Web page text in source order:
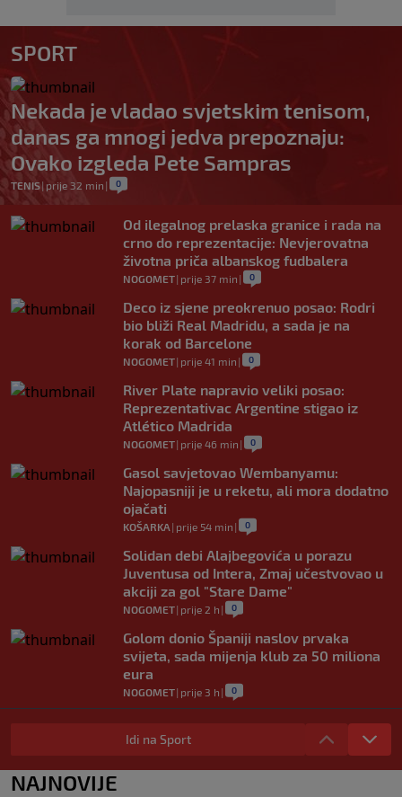
SPORT
Nekada je vladao svjetskim tenisom,
danas ga mnogi jedva prepoznaju:
Ovako izgleda Pete Sampras
TENIS| prije 32 min | 0
Od ilegalnog prelaska granice i rada na
crno do reprezentacije: Nevjerovatna
životna priča albanskog fudbalera
NOGOMET| prije 37 min | 0
Deco iz sjene preokrenuo posao: Rodri
bio bliži Real Madridu, a sada je na
korak od Barcelone
NOGOMET| prije 41 min | 0
River Plate napravio veliki posao:
Reprezentativac Argentine stigao iz
Atlético Madrida
NOGOMET| prije 46 min | 0
Gasol savjetovao Wembanyamu:
Najopasniji je u reketu, ali mora dodatno
ojačati
KOŠARKA | prije 54 min | 0
Solidan debi Alajbegovića u porazu
Juventusa od Intera, Zmaj učestvovao u
akciji za gol "Stare Dame"
NOGOMET| prije 2 h | 0
Golom donio Španiji naslov prvaka
svijeta, sada mijenja klub za 50 miliona
eura
NOGOMET| prije 3 h | 0
Preminuo otac Lionela Messija
NOGOMET|prije 4 h
Aldian Korora: Jedan gol, dvije
Idi na Sport
NAJNOVIJE